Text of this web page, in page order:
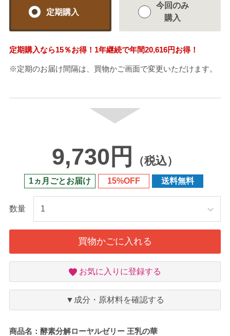
定期購入
今回のみ
購入
定期購入なら15％お得！1年継続で年間20,616円お得！
※定期のお届け間隔は、買物かご画面で変更いただけます。
9,730円 （税込）
1ヵ月ごとお届け 15%OFF 送料無料
数量
買物かごに入れる
お
入
り
お気に入りに登録する
▼成分・原材料を確認する
商品名：酵素分解ローヤルゼリー 王乳の華